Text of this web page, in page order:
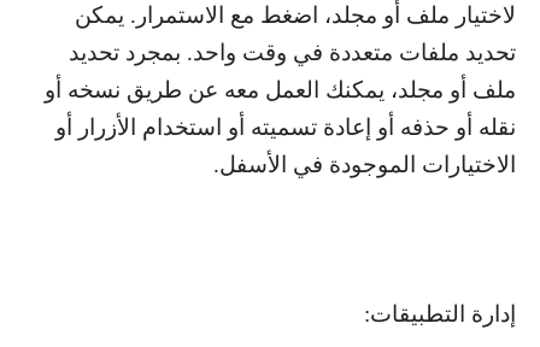
لاختيار ملف أو مجلد، اضغط مع الاستمرار. يمكن
تحديد ملفات متعددة في وقت واحد. بمجرد تحديد
ملف أو مجلد، يمكنك العمل معه عن طريق نسخه أو
نقله أو حذفه أو إعادة تسميته أو استخدام الأزرار أو
الاختيارات الموجودة في الأسفل.
إدارة التطبيقات: